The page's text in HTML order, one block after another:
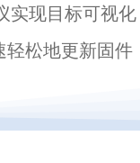
实现目标可视化
轻松地更新固件